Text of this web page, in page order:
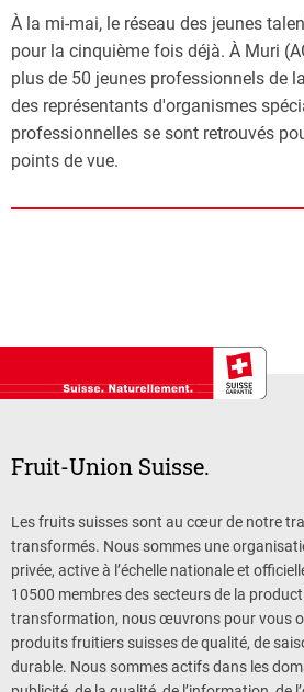
À la mi-mai, le réseau des jeunes
pour la cinquième fois déjà. À Muri
plus de 50 jeunes professionnels de
des représentants d'organismes
professionnelles se sont retrouvés
points de vue.
Fruit-Union Suisse.
Les fruits suisses sont au cœur de notre
transformés. Nous sommes une
privée, active à l’échelle nationale et
10500 membres des secteurs de la
transformation, nous œuvrons pour vous
produits fruitiers suisses de qualité, de
durable. Nous sommes actifs dans les